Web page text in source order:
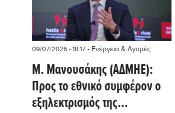
09/07/2026 - 18:17 - Ενέργεια & Αγορές
Μ. Μανουσάκης (ΑΔΜΗΕ):
Προς το εθνικό συμφέρον ο
εξηλεκτρισμός της